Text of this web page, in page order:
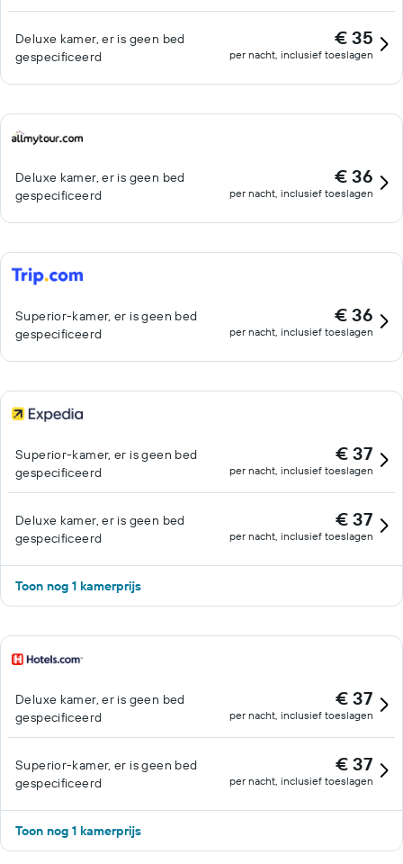
Deluxe kamer, er is geen bed
gespecificeerd
€ 35
per nacht, inclusief toeslagen
Deluxe kamer, er is geen bed
gespecificeerd
€ 36
per nacht, inclusief toeslagen
Superior-kamer, er is geen bed
gespecificeerd
€ 36
per nacht, inclusief toeslagen
Superior-kamer, er is geen bed
gespecificeerd
€ 37
per nacht, inclusief toeslagen
Deluxe kamer, er is geen bed
gespecificeerd
€ 37
per nacht, inclusief toeslagen
Toon nog 1 kamerprijs
Deluxe kamer, er is geen bed
gespecificeerd
€ 37
per nacht, inclusief toeslagen
Superior-kamer, er is geen bed
gespecificeerd
€ 37
per nacht, inclusief toeslagen
Toon nog 1 kamerprijs